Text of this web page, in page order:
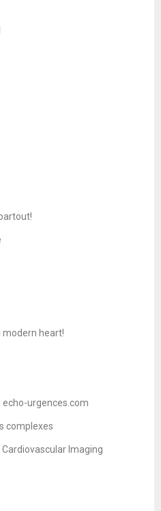
modern heart!
echo-urgences.com
complexes
Imaging